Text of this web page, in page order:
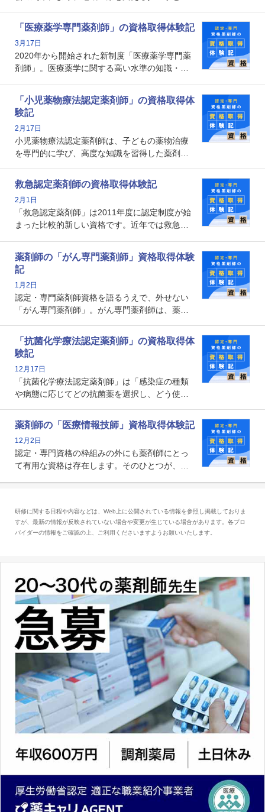
で、重要度が増しているのが認定薬剤師という
資格です。認定薬剤師とはいったいどんな資格
なのでしょうか。それを取得するとどのような
メリットがあるのでしょうか。
「医療薬学専門薬剤師」の資格取得体験記
3月17日
2020年から開始された新制度「医療薬学専門薬
剤師」。医療薬学に関する高い水準の知識・技
となります。取得要件は多岐に渡り、審査も複
数回ありますが、患者さんに対して一定の能力
の証明になる資格と言えます。
「小児薬物療法認定薬剤師」の資格取得体
験記
2月17日
小児薬物療法認定薬剤師は、子どもの薬物治療
を専門的に学び、高度な知識を習得した薬剤師
や、特有の疾患、心理状況を理解し、専門性を
深めることで、子どもとその保護者に寄り添え
る存在です。今回はそんな小児薬物療法認定薬
剤師の取得体験記をご紹介します。
救急認定薬剤師の資格取得体験記
2月1日
「救急認定薬剤師」は2011年度に認定制度が始
まった比較的新しい資格です。近年では救急病
増えているのではないでしょうか。今回はそん
な救急認定薬剤師の取得体験記をご紹介しま
す。
薬剤師の「がん専門薬剤師」資格取得体験
記
1月2日
認定・専門薬剤師資格を語るうえで、外せない
「がん専門薬剤師」。がん専門薬剤師は、薬剤
関する資格として、2009年に発足しました。薬
剤師の専門性を活かして高度化するがん医療に
貢献する姿は、今も病院薬剤師にとって一目置
かれる存在です。
「抗菌化学療法認定薬剤師」の資格取得体
験記
12月17日
「抗菌化学療法認定薬剤師」は「感染症の種類
や病態に応じてどの抗菌薬を選択し、どう使っ
る薬剤師です。現在、感染防止対策加算の施設
基準に専任の薬剤師配置が挙げられており、今
後は感染症領域で薬剤師に、より多くの役割が
求められる可能性もあります。
薬剤師の「医療情報技師」資格取得体験記
12月2日
認定・専門資格の枠組みの外にも薬剤師にとっ
て有用な資格は存在します。そのひとつが、
とは、病院薬剤師を中心に大きな武器になりま
す。
研修に関する日程や内容などは、Web上に公開されている情報を参照し掲載しておりま
すが、最新の情報が反映されていない場合や変更が生じている場合があります。各プロ
バイダーの情報をご確認の上、ご利用くださいますようお願いいたします。